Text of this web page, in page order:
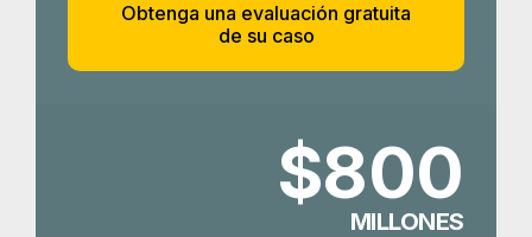
Obtenga una evaluación gratuita
de su caso
$800
MILLONES